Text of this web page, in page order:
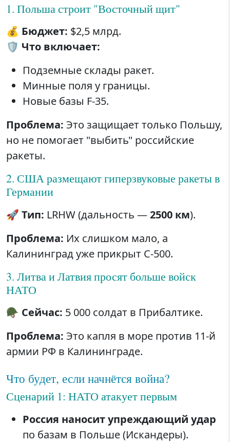
1. Польша строит "Восточный щит"
💰 Бюджет: $2,5 млрд.
🛡️ Что включает:
Подземные склады ракет.
Минные поля у границы.
Новые базы F-35.
Проблема: Это защищает только Польшу,
но не помогает "выбить" российские
ракеты.
2. США размещают гиперзвуковые ракеты в
Германии
🚀 Тип: LRHW (дальность —2500 км).
Проблема: Их слишком мало, а
Калининград уже прикрыт С-500.
3. Литва и Латвия просят больше войск
НАТО
🪖 Сейчас: 5 000 солдат в Прибалтике.
Проблема: Это капля в море против 11-й
армии РФ в Калининграде.
Что будет, если начнётся война?
Сценарий 1: НАТО атакует первым
Россия наносит упреждающий удар
по базам в Польше (Искандеры).